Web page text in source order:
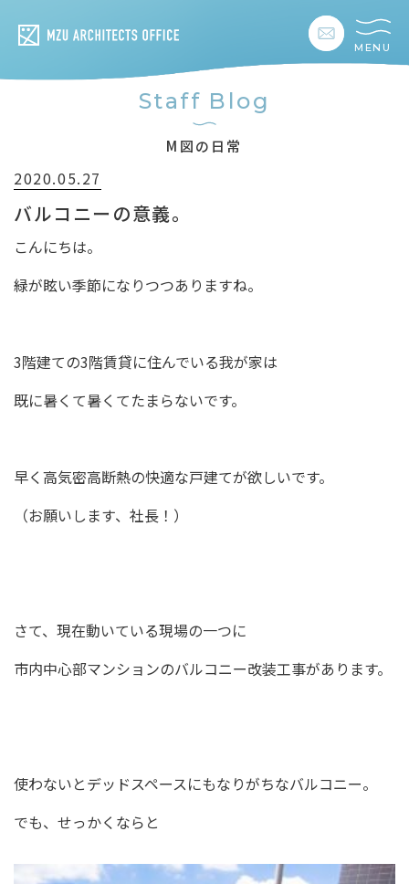
MENU
私たちの想い
私たちの家づくり
建築事例
お客様の暮らし
採用情報
NEWS
資料請求・お問い合わせ
0985-71-3090
Staff Blog
M図の日常
2020.05.27
バルコニーの意義。
こんにちは。
緑が眩い季節になりつつありますね。
3階建ての3階賃貸に住んでいる我が家は
既に暑くて暑くてたまらないです。
早く高気密高断熱の快適な戸建てが欲しいです。
（お願いします、社長！）
さて、現在動いている現場の一つに
市内中心部マンションのバルコニー改装工事があります。
使わないとデッドスペースにもなりがちなバルコニー。
でも、せっかくならと